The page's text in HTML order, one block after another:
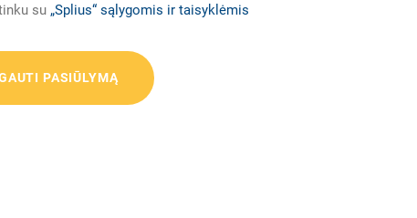
su „Splius“ sąlygomis ir taisyklėmis